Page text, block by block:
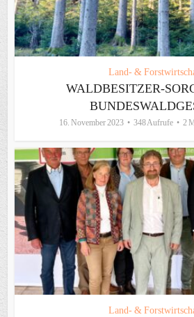
Land- &
WALDBESITZER-
16. November 2023 348 Aufrufe 2
Land- &